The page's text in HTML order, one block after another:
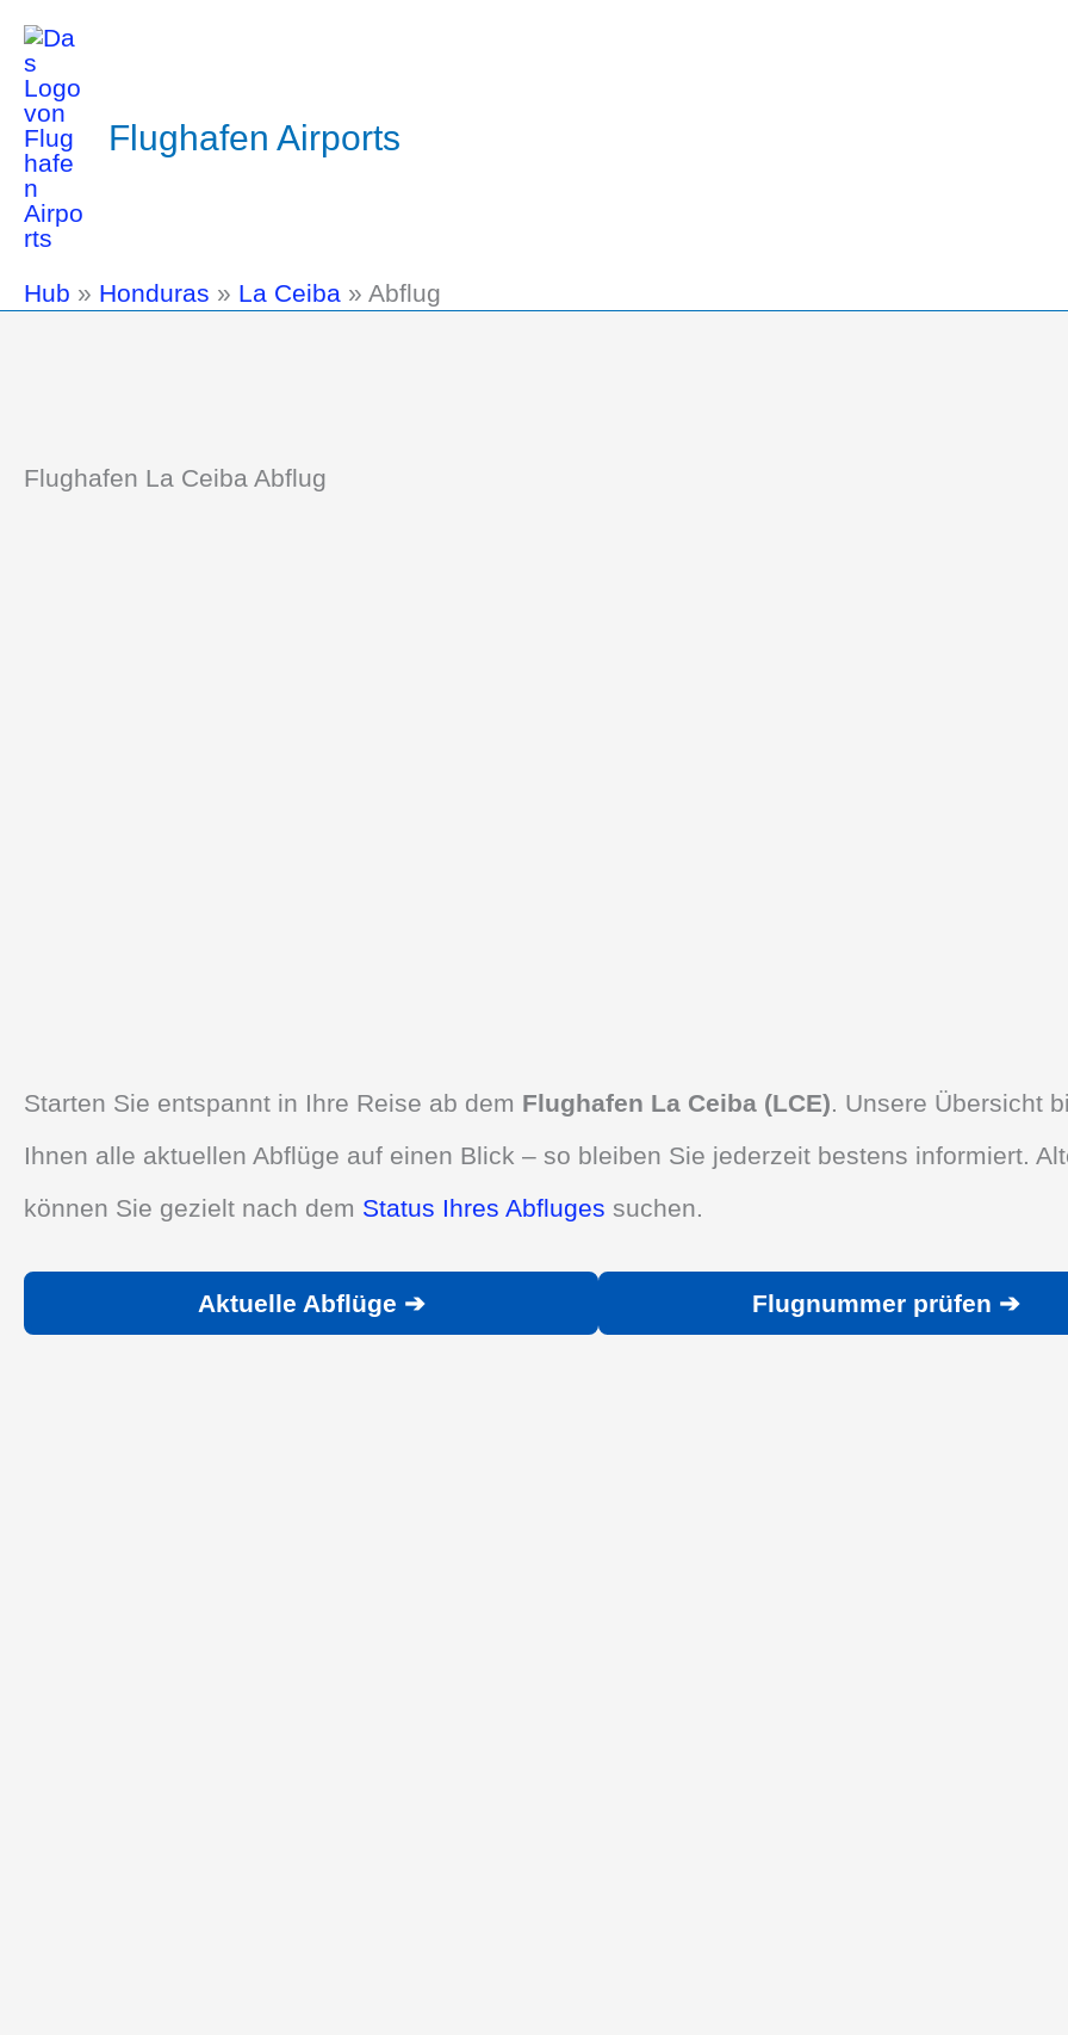
Flughafen Airports
Hub » Honduras » La Ceiba » Abflug
Flughafen La Ceiba Abflug
Starten Sie entspannt in Ihre Reise ab dem Flughafen La Ceiba (LCE) . Unsere Übersicht
Ihnen alle aktuellen Abflüge auf einen Blick – so bleiben Sie jederzeit bestens informiert.
können Sie gezielt nach dem Status Ihres Abfluges suchen.
Aktuelle Abflüge ➔ Flugnummer prüfen ➔